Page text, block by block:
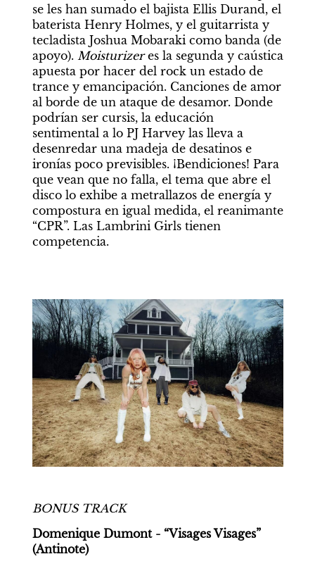
se les han sumado el bajista Ellis Durand, el
baterista Henry Holmes, y el guitarrista y
tecladista Joshua Mobaraki como banda (de
apoyo). Moisturizer es la segunda y caústica
apuesta por hacer del rock un estado de
trance y emancipación. Canciones de amor
al borde de un ataque de desamor. Donde
podrían ser cursis, la educación
sentimental a lo PJ Harvey las lleva a
desenredar una madeja de desatinos e
ironías poco previsibles. ¡Bendiciones! Para
que vean que no falla, el tema que abre el
disco lo exhibe a metrallazos de energía y
compostura en igual medida, el reanimante
“CPR”. Las Lambrini Girls tienen
competencia.
BONUS TRACK
Domenique Dumont - “Visages Visages”
(Antinote)